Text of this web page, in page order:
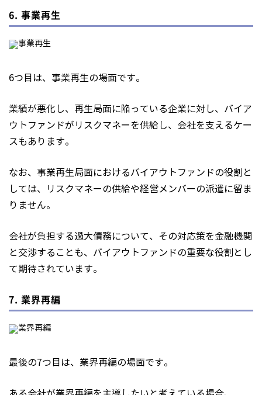
6. 事業再生
6つ目は、事業再生の場面です。
業績が悪化し、再生局面に陥っている企業に対し、バイア
ウトファンドがリスクマネーを供給し、会社を支えるケー
スもあります。
なお、事業再生局面におけるバイアウトファンドの役割と
しては、リスクマネーの供給や経営メンバーの派遣に留ま
りません。
会社が負担する過大債務について、その対応策を金融機関
と交渉することも、バイアウトファンドの重要な役割とし
て期待されています。
7. 業界再編
最後の7つ目は、業界再編の場面です。